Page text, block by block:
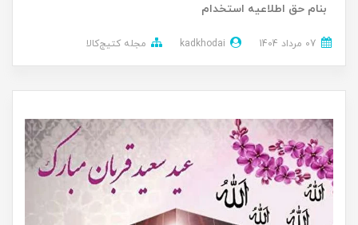
بنام حق اطلاعیه استخدام
kadkhodai مجله کتیج‌کالا